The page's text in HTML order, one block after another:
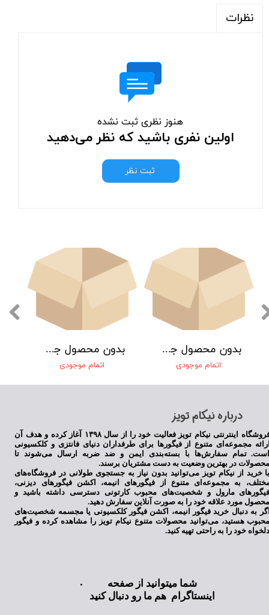
نظرات
هنوز نظری ثبت نشده
اولین نفری باشید که نظر می‌دهید
ثبت نظر
بدون محصول جهت نمایش
اتمام موجودی
بدون محصول جهت نمایش
اتمام موجودی
​درباره نیکام تویز
فروشگاه اینترنتی نیکام تویز فعالیت خود را از سال ۱۳۹۸ آغاز کرده و هدف آن
مجموعه‌ای متنوع از فیگورها برای طرفداران دنیای فانتزی و کلکسیونی
تمام سفارش‌ها با بسته‌بندی ایمن و ضد ضربه ارسال می‌شوند تا
در بهترین وضعیت به دست مشتریان برسند.
خرید از نیکام تویز می‌توانید بدون نیاز به جستجوی طولانی در فروشگاه‌های
به مجموعه‌ای متنوع از فیگورهای انیمه، اکشن فیگورهای دیزنی،
مارول و شخصیت‌های محبوب کارتونی دسترسی داشته باشید و
مورد علاقه خود را به صورت آنلاین سفارش دهید.
به دنبال خرید فیگور انیمه، اکشن فیگور کلکسیونی یا مجسمه شخصیت‌های
هستید، می‌توانید محصولات متنوع نیکام تویز را مشاهده کرده و فیگور
خود را به راحتی تهیه کنید.
شما میتوانید از صفحه
اینستاگرام هم ما رو دنبال کنید